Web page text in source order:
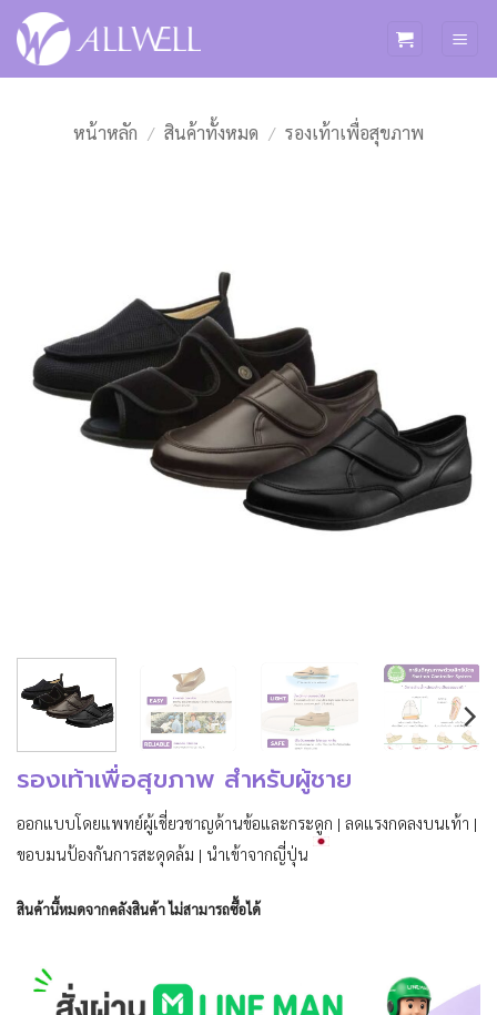
ข้าม
ไป
หน้าหลัก / สินค้าทั้งหมด / รองเท้าเพื่อสุขภาพ
รองเท้าเพื่อสุขภาพ สำหรับผู้ชาย
ออกแบบโดยแพทย์ผู้เชี่ยวชาญด้านข้อและกระดูก | ลดแรงกดลงบนเท้า |
ขอบมนป้องกันการสะดุดล้ม | นำเข้าจากญี่ปุ่น
สินค้านี้หมดจากคลังสินค้า ไม่สามารถซื้อได้